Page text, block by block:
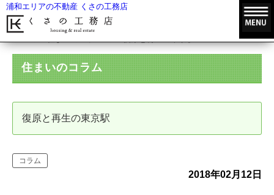
浦和エリアの不動産 くさの工務店
住まいのコラム
復原と再生の東京駅
コラム
2018年02月12日